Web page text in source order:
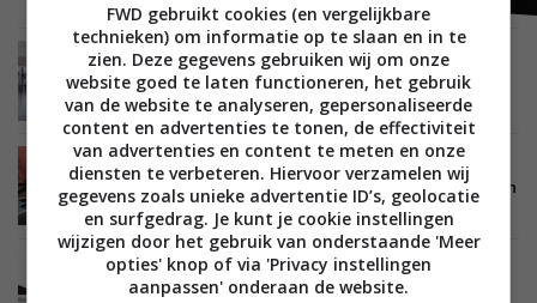
TIPS EN ADVIES SMARTHOME
ALGEMEEN
28 FEBRUARI 2022
Wat voor soort smart home-producten zijn er?
SMARTHOME 15 SEPTEMBER 2016
Met deze gadgets staat in iedere slimme keuken
een topchef
SMARTHOME 04 JANUARI 2016
Pantelligent is slimme pan die je biefstuk
FWD gebruikt cookies (en vergelijkbare
technieken) om informatie op te slaan en in te
zien. Deze gegevens gebruiken wij om onze
website goed te laten functioneren, het gebruik
van de website te analyseren, gepersonaliseerde
content en advertenties te tonen, de effectiviteit
van advertenties en content te meten en onze
diensten te verbeteren. Hiervoor verzamelen wij
gegevens zoals unieke advertentie ID’s, geolocatie
en surfgedrag. Je kunt je cookie instellingen
wijzigen door het gebruik van onderstaande 'Meer
opties' knop of via 'Privacy instellingen
aanpassen' onderaan de website.